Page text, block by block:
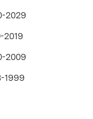
2029
2019
2009
1999